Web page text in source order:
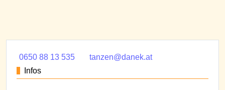
0650 88 13 535
tanzen@danek.at
Infos